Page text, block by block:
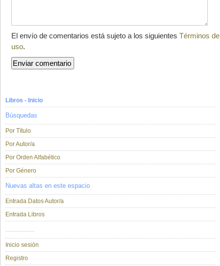
El envío de comentarios está sujeto a los siguientes Términos de
uso.
Libros - Inicio
Búsquedas
Por Título
Por Autor/a
Por Orden Alfabético
Por Género
Nuevas altas en este espacio
Entrada Datos Autor/a
Entrada Libros
...............
Inicio sesión
Registro